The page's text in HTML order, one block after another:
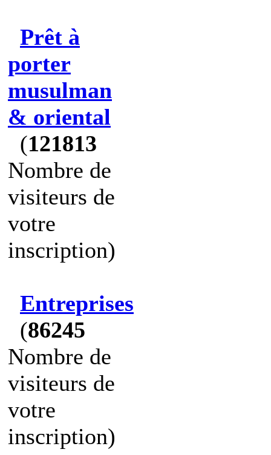
Prêt à
porter
musulman
& oriental
(121813
Nombre de
visiteurs de
votre
inscription)
Entreprises
(86245
Nombre de
visiteurs de
votre
inscription)